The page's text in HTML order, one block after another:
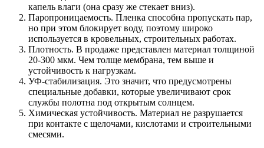
капель влаги (она сразу же стекает вниз).
Паропроницаемость. Пленка способна пропускать пар,
но при этом блокирует воду, поэтому широко
используется в кровельных, строительных работах.
Плотность. В продаже представлен материал толщиной
20-300 мкм. Чем толще мембрана, тем выше и
устойчивость к нагрузкам.
УФ-стабилизация. Это значит, что предусмотрены
специальные добавки, которые увеличивают срок
службы полотна под открытым солнцем.
Химическая устойчивость. Материал не разрушается
при контакте с щелочами, кислотами и строительными
смесями.